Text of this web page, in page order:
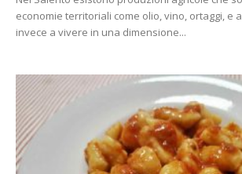
economie territoriali come olio, vino, ortaggi, e
invece a vivere in una dimensione...